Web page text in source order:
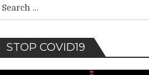
for:
STOP COVID19